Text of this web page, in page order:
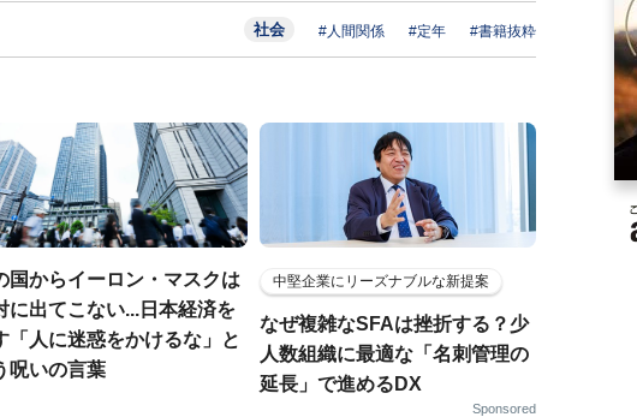
社会 #人間関係 #定年 #書籍抜粋
国からイーロン・マスクは
に出てこない...日本経済を
「人に迷惑をかけるな」と
呪いの言葉
中堅企業にリーズナブルな新提案
なぜ複雑なSFAは挫折する？少
人数組織に最適な「名刺管理の
延長」で進めるDX
Sponsored